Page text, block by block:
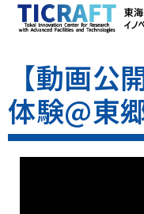
【動画公
体験@東